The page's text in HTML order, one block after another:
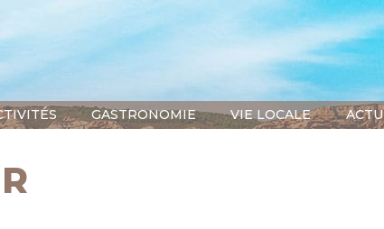
GASTRONOMIE VIE LOCALE ACTU